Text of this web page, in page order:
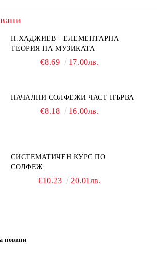
П.ХАДЖИЕВ - ЕЛЕМЕНТАРНА
ТЕОРИЯ НА МУЗИКАТА
€8.69 17.00лв.
НАЧАЛНИ СОЛФЕЖИ ЧАСТ ПЪРВА
€8.18 16.00лв.
СИСТЕМАТИЧЕН КУРС ПО
СОЛФЕЖ
€10.23 20.01лв.
новини